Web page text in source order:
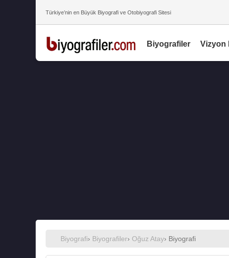
Türkiye’nin en Büyük Biyografi ve Otobiyografi Sitesi
Biyografiler Vizyon
Biyografi› Biyografiler› Oğuz Atay› Biyografi